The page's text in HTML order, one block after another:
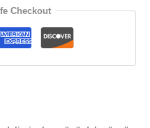
Checkout